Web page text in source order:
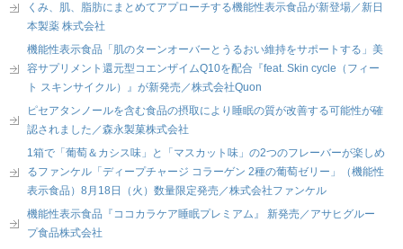
くみ、肌、脂肪にまとめてアプローチする機能性表示食品が新登場／新日
本製薬 株式会社
機能性表示食品「肌のターンオーバーとうるおい維持をサポートする」美
容サプリメント還元型コエンザイムQ10を配合『feat. Skin cycle（フィー
ト スキンサイクル）』が新発売／株式会社Quon
ピセアタンノールを含む食品の摂取により睡眠の質が改善する可能性が確
認されました／森永製菓株式会社
1箱で「葡萄＆カシス味」と「マスカット味」の2つのフレーバーが楽しめ
るファンケル「ディープチャージ コラーゲン 2種の葡萄ゼリー」（機能性
表示食品）8月18日（火）数量限定発売／株式会社ファンケル
機能性表示食品『ココカラケア睡眠プレミアム』 新発売／アサヒグルー
プ食品株式会社